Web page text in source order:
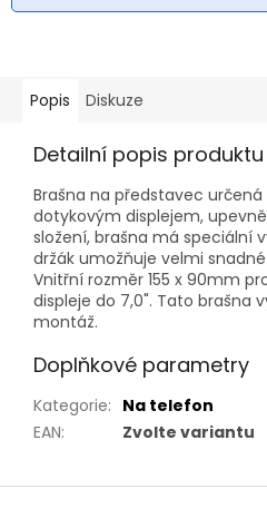
Popis Diskuze
Detailní popis produktu
Brašna na představec
dotykovým displejem,
složení, brašna má speciální
držák umožňuje velmi
Vnitřní rozměr 155 x 90mm
displeje do 7,0". Tato brašna
montáž.
Doplňkové parametry
Kategorie: Na telefon
EAN: Zvolte variantu
Z